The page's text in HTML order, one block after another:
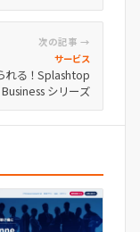
次の記事 →
サービス
れる！Splashtop
Business シリーズ